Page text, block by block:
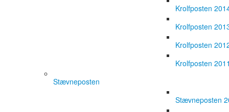
Krolfposten
Krolfposten
Krolfposten
Krolfposten
Stævneposten
Stævneposten